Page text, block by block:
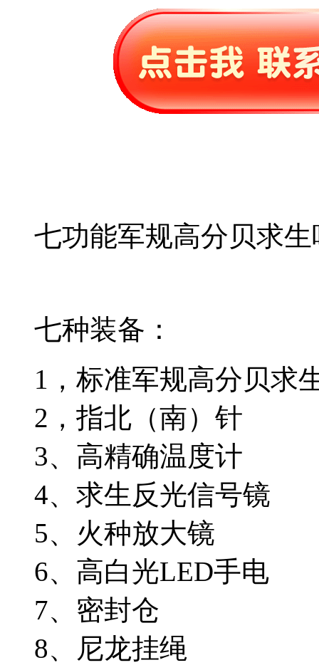
七功能军规高分贝求生
七种装备：
1，标准军规高分贝求
2，指北（南）针
3、高精确温度计
4、求生反光信号镜
5、火种放大镜
6、高白光LED手电
7、密封仓
8、尼龙挂绳